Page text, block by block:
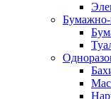
Бумажно-